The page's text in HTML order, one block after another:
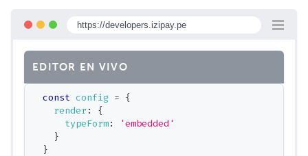
https://developers.izipay.pe
EDITOR EN VIVO
const config = {
    render
:
{
      typeForm
:
'embedded'
}
}